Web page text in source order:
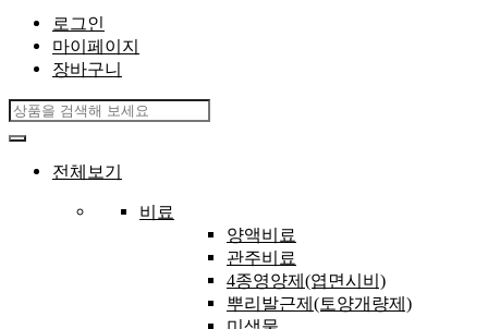
로그인
마이페이지
장바구니
전체보기
비료
양액비료
관주비료
4종영양제(엽면시비)
뿌리발근제(토양개량제)